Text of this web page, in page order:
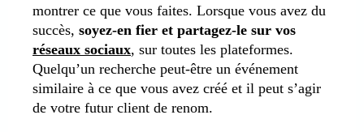
montrer ce que vous faites. Lorsque vous avez du
succès, soyez-en fier et partagez-le sur vos
réseaux sociaux, sur toutes les plateformes.
Quelqu’un recherche peut-être un événement
similaire à ce que vous avez créé et il peut s’agir
de votre futur client de renom.